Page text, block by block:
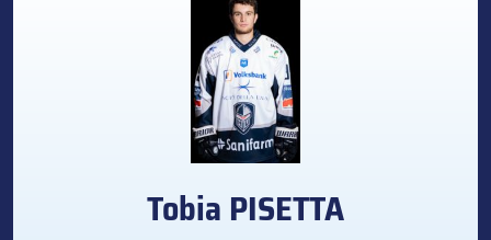
Tobia PISETTA